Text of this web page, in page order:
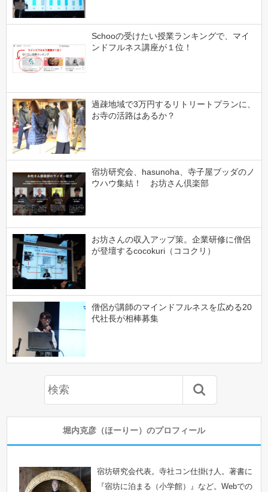
Schooの受けたい授業ランキングで、マイ
ンドフルネス講座が１位！
過疎地域で3万円するリトリートプランに、
お寺の活路はあるか？
宿坊研究会、hasunoha、寺子屋ブッダのノ
ウハウ集結！ お坊さん倶楽部
お坊さんの収入アップ策。企業研修に僧侶
が登壇するcocokuri（ココクリ）
僧侶が講師のマインドフルネスを広める20
代社長が相棒募集
堀内克彦（ほーりー）のプロフィール
宿坊研究会代表。寺社コン仕掛け人。著書に
『宿坊に泊まる（小学館）』など。Webでの